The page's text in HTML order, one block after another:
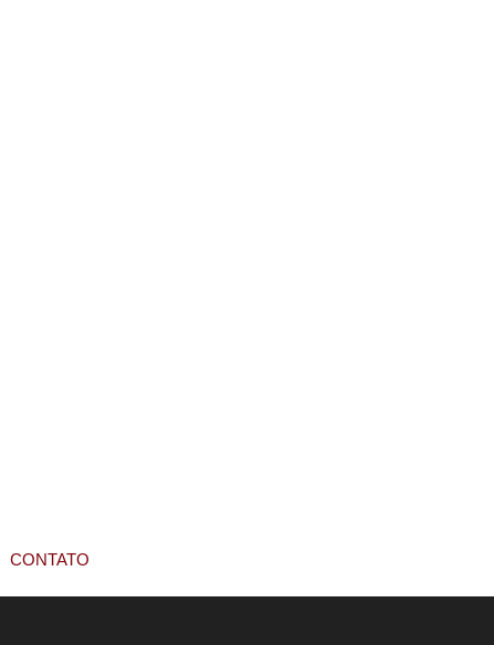
CONTATO